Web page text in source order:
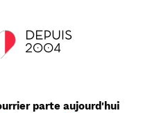
parte aujourd'hui